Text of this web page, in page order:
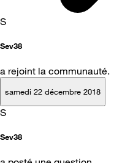
S
Sev38
a rejoint la communauté.
samedi 22 décembre 2018
S
Sev38